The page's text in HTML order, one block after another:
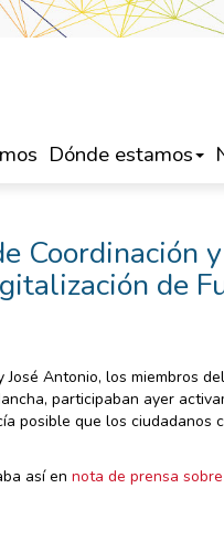
Dónde estamos
Coordinación
de
Antonio, los miembros
participaban ayer
posible que los ciudadanos
así en nota de prensa